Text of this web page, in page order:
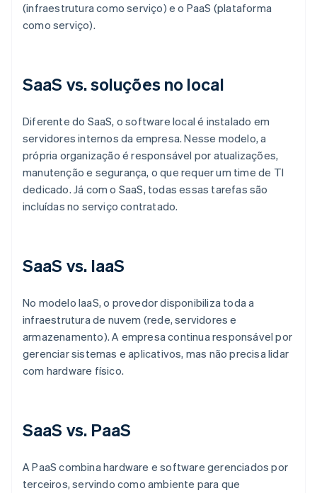
(infraestrutura como serviço) e o PaaS (plataforma
como serviço).
SaaS vs. soluções no local
Diferente do SaaS, o software local é instalado em
servidores internos da empresa. Nesse modelo, a
própria organização é responsável por atualizações,
manutenção e segurança, o que requer um time de TI
dedicado. Já com o SaaS, todas essas tarefas são
incluídas no serviço contratado.
SaaS vs. IaaS
No modelo IaaS, o provedor disponibiliza toda a
infraestrutura de nuvem (rede, servidores e
armazenamento). A empresa continua responsável por
gerenciar sistemas e aplicativos, mas não precisa lidar
com hardware físico.
SaaS vs. PaaS
A PaaS combina hardware e software gerenciados por
terceiros, servindo como ambiente para que